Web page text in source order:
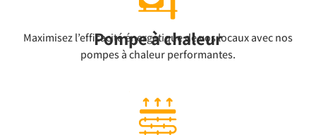
Pompe à chaleur
Maximisez l’efficacité énergétique de vos locaux avec nos
pompes à chaleur performantes.